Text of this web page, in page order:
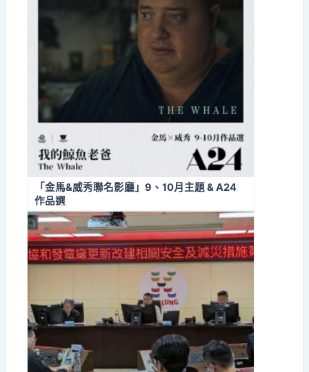
「金馬&威秀聯名影廳」9、10月主題 & A24
作品選